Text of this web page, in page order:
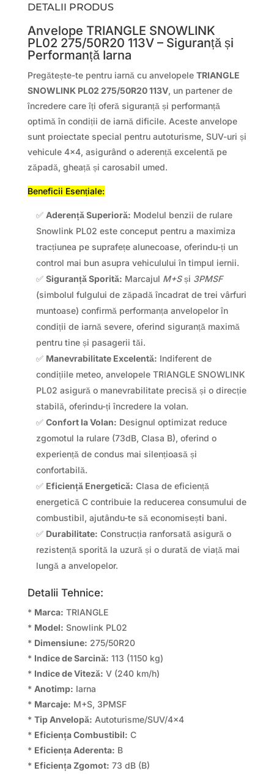
DETALII PRODUS
Anvelope TRIANGLE SNOWLINK
PL02 275/50R20 113V – Siguranță și
Performanță Iarna
Pregătește-te pentru iarnă cu anvelopele TRIANGLE
SNOWLINK PL02 275/50R20 113V, un partener de
încredere care îți oferă siguranță și performanță
optimă în condiții de iarnă dificile. Aceste anvelope
sunt proiectate special pentru autoturisme, SUV-uri și
vehicule 4×4, asigurând o aderență excelentă pe
zăpadă, gheață și carosabil umed.
Beneficii Esențiale:
✅ Aderență Superioră: Modelul benzii de rulare
Snowlink PL02 este conceput pentru a maximiza
tracțiunea pe suprafețe alunecoase, oferindu-ți un
control mai bun asupra vehiculului în timpul iernii.
✅ Siguranță Sporită: Marcajul M+Sși 3PMSF
(simbolul fulgului de zăpadă încadrat de trei vârfuri
muntoase) confirmă performanța anvelopelor în
condiții de iarnă severe, oferind siguranță maximă
pentru tine și pasagerii tăi.
✅ Manevrabilitate Excelentă: Indiferent de
condițiile meteo, anvelopele TRIANGLE SNOWLINK
PL02 asigură o manevrabilitate precisă și o direcție
stabilă, oferindu-ți încredere la volan.
✅ Confort la Volan: Designul optimizat reduce
zgomotul la rulare (73dB, Clasa B), oferind o
experiență de condus mai silențioasă și
confortabilă.
✅ Eficiență Energetică: Clasa de eficiență
energetică C contribuie la reducerea consumului de
combustibil, ajutându-te să economisești bani.
✅ Durabilitate: Construcția ranforsată asigură o
rezistență sporită la uzură și o durată de viață mai
lungă a anvelopelor.
Detalii Tehnice:
* Marca: TRIANGLE
* Model: Snowlink PL02
* Dimensiune: 275/50R20
* Indice de Sarcină: 113 (1150 kg)
* Indice de Viteză: V (240 km/h)
* Anotimp: Iarna
* Marcaje: M+S, 3PMSF
* Tip Anvelopă: Autoturisme/SUV/4×4
* Eficiența Combustibil: C
* Eficiența Aderenta: B
* Eficiența Zgomot: 73 dB (B)